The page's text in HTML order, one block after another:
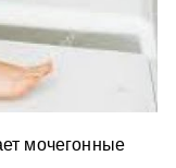
мочегонные